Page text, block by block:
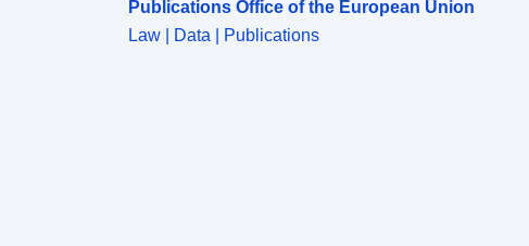
Publications Office of the European Union
Law | Data | Publications